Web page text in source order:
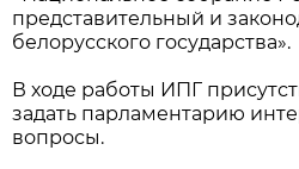
представительный и
белорусского государства».
В ходе работы ИПГ
задать парламентарию
вопросы.